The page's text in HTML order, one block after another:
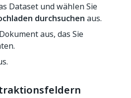
Dataset und wählen Sie
durchsuchen aus.
aus, das Sie